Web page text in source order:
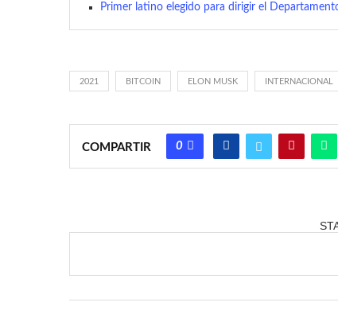
Primer latino elegido para dirigir el
2021 BITCOIN ELON MUSK INTERNACIONAL
COMPARTIR 0